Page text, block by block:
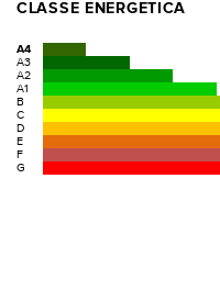
CLASSE ENERGETICA
A4
A3
A2
A1
B
C
D
E
F
G